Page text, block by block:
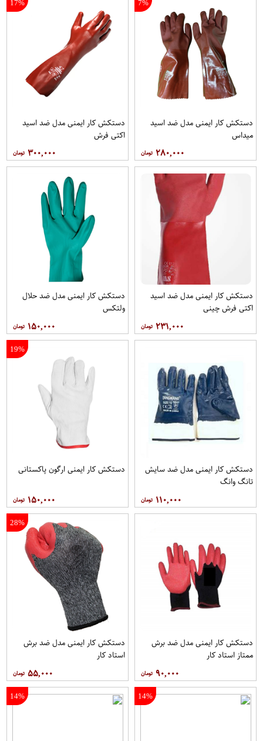
دستکش کار ایمنی مدل ضد اسید
میداس
۲۸۰,۰۰۰
دستکش کار ایمنی مدل ضد اسید
اکتی فرش
۳۰۰,۰۰۰
دستکش کار ایمنی مدل ضد اسید
اکتی فرش چینی
۲۳۱,۰۰۰
دستکش کار ایمنی مدل ضد حلال
ولتکس
۱۵۰,۰۰۰
دستکش کار ایمنی مدل ضد سایش
تانگ وانگ
۱۱۰,۰۰۰
19%
دستکش کار ایمنی ارگون پاکستانی
۱۵۰,۰۰۰
دستکش کار ایمنی مدل ضد برش
ممتاز استاد کار
۹۰,۰۰۰
28%
دستکش کار ایمنی مدل ضد برش
استاد کار
۵۵,۰۰۰
14%
14%